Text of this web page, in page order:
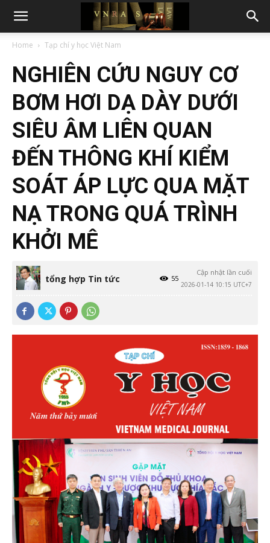
Home Tạp chí y học Việt Nam
NGHIÊN CỨU NGUY CƠ
BƠM HƠI DẠ DÀY DƯỚI
SIÊU ÂM LIÊN QUAN
ĐẾN THÔNG KHÍ KIỂM
SOÁT ÁP LỰC QUA MẶT
NẠ TRONG QUÁ TRÌNH
KHỞI MÊ
tổng hợp Tin tức
Cập nhật lần cuối
2026-01-14 10:15 UTC+7
55